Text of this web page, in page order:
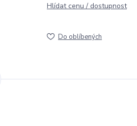
Hlídat cenu / dostupnost
Do oblíbených